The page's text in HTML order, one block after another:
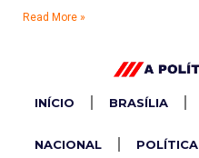
Read More »
INÍCIO BRASÍLIA
NACIONAL POLÍTICA